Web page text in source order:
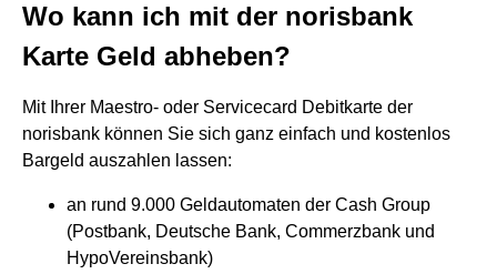
Wo kann ich mit der norisbank
Karte Geld abheben?
Mit Ihrer Maestro- oder Servicecard Debitkarte der
norisbank können Sie sich ganz einfach und kostenlos
Bargeld auszahlen lassen:
an rund 9.000 Geldautomaten der Cash Group
(Postbank, Deutsche Bank, Commerzbank und
HypoVereinsbank)